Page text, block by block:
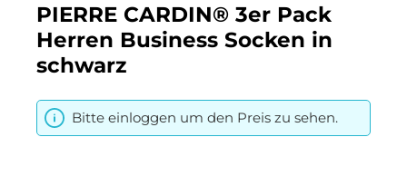
PIERRE CARDIN® 3er Pack
Herren Business Socken in
schwarz
Bitte einloggen um den Preis zu sehen.